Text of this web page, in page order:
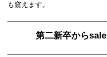
も窺えます。
第二新卒から